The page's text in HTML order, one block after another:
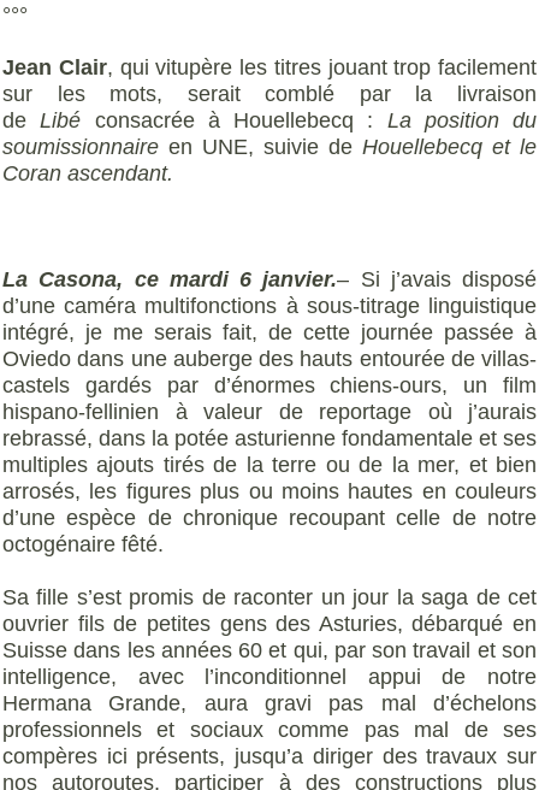
°°°
Jean Clair, qui vitupère les titres jouant trop facilement
sur les mots, serait comblé par la livraison
deLibé consacrée à Houellebecq : La position du
soumissionnaire en UNE, suivie de Houellebecq et le
Coran ascendant.
La Casona, ce mardi 6 janvier.– Si j’avais disposé
d’une caméra multifonctions à sous-titrage linguistique
intégré, je me serais fait, de cette journée passée à
Oviedo dans une auberge des hauts entourée de villas-
castels gardés par d’énormes chiens-ours, un film
hispano-fellinien à valeur de reportage où j’aurais
rebrassé, dans la potée asturienne fondamentale et ses
multiples ajouts tirés de la terre ou de la mer, et bien
arrosés, les figures plus ou moins hautes en couleurs
d’une espèce de chronique recoupant celle de notre
octogénaire fêté.
Sa fille s’est promis de raconter un jour la saga de cet
ouvrier fils de petites gens des Asturies, débarqué en
Suisse dans les années 60 et qui, par son travail et son
intelligence, avec l’inconditionnel appui de notre
Hermana Grande, aura gravi pas mal d’échelons
professionnels et sociaux comme pas mal de ses
compères ici présents, jusqu’a diriger des travaux sur
nos autoroutes, participer à des constructions plus